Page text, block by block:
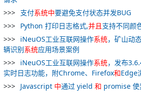
支付系统中要避免支付状态并发BUG
Python 打印日志格式,并且支持不同颜
iNeuOS工业互联网操作系统，矿山动
辆识别系统应用场景案例
iNeuOS工业互联网操作系统，发布
实时日志功能，附Chrome、Firefox和Edge
Javascript 中通过 yield 和 promise 使